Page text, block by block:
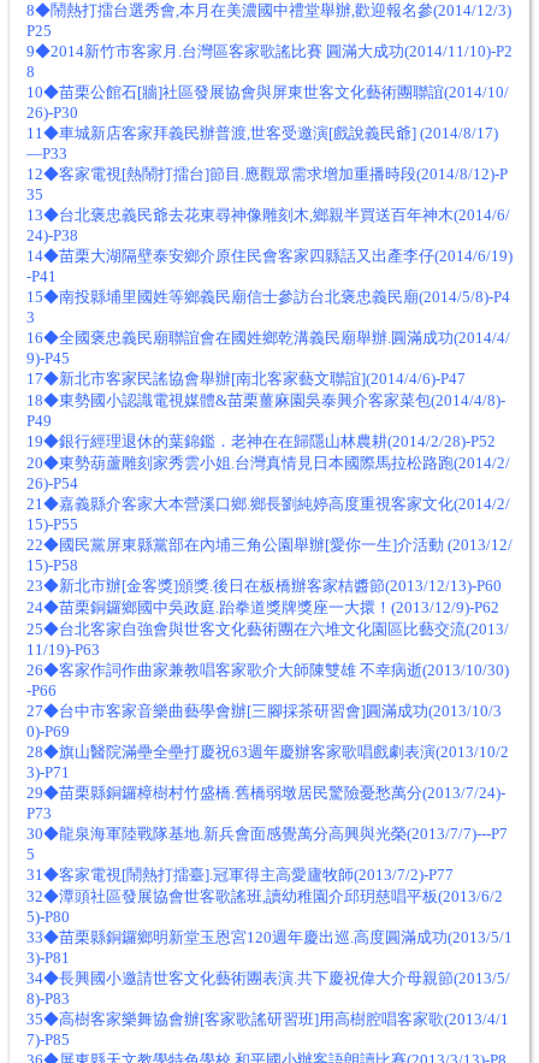
8◆鬧熱打擂台選秀會,本月在美濃國中禮堂舉辦,歡迎報名參(2014/12/3)
P25
9◆2014新竹市客家月.台灣區客家歌謠比賽 圓滿大成功(2014/11/10)-P2
8
10◆苗栗公館石[牆]社區發展協會與屏東世客文化藝術團聯誼(2014/10/
26)-P30
11◆車城新店客家拜義民辦普渡,世客受邀演[戲說義民爺] (2014/8/17)
—P33
12◆客家電視[熱鬧打擂台]節目.應觀眾需求增加重播時段(2014/8/12)-P
35
13◆台北褒忠義民爺去花東尋神像雕刻木,鄉親半買送百年神木(2014/6/
24)-P38
14◆苗栗大湖隔壁泰安鄉介原住民會客家四縣話又出產李仔(2014/6/19)
-P41
15◆南投縣埔里國姓等鄉義民廟信士參訪台北褒忠義民廟(2014/5/8)-P4
3
16◆全國褒忠義民廟聯誼會在國姓鄉乾溝義民廟舉辦.圓滿成功(2014/4/
9)-P45
17◆新北市客家民謠協會舉辦[南北客家藝文聯誼](2014/4/6)-P47
18◆東勢國小認識電視媒體&苗栗薑麻園吳泰興介客家菜包(2014/4/8)-
P49
19◆銀行經理退休的葉錦鑑．老神在在歸隱山林農耕(2014/2/28)-P52
20◆東勢葫蘆雕刻家秀雲小姐.台灣真情見日本國際馬拉松路跑(2014/2/
26)-P54
21◆嘉義縣介客家大本營溪口鄉.鄉長劉純婷高度重視客家文化(2014/2/
15)-P55
22◆國民黨屏東縣黨部在內埔三角公園舉辦[愛你一生]介活動 (2013/12/
15)-P58
23◆新北市辦[金客獎]頒獎.後日在板橋辦客家桔醬節(2013/12/13)-P60
24◆苗栗銅鑼鄉國中吳政庭.跆拳道獎牌獎座一大擐！(2013/12/9)-P62
25◆台北客家自強會與世客文化藝術團在六堆文化園區比藝交流(2013/
11/19)-P63
26◆客家作詞作曲家兼教唱客家歌介大師陳雙雄 不幸病逝(2013/10/30)
-P66
27◆台中市客家音樂曲藝學會辦[三腳採茶研習會]圓滿成功(2013/10/3
0)-P69
28◆旗山醫院滿壘全壘打慶祝63週年慶辦客家歌唱戲劇表演(2013/10/2
3)-P71
29◆苗栗縣銅鑼樟樹村竹盛橋.舊橋弱墩居民驚險憂愁萬分(2013/7/24)-
P73
30◆龍泉海軍陸戰隊基地.新兵會面感覺萬分高興與光榮(2013/7/7)---P7
5
31◆客家電視[鬧熱打擂臺].冠軍得主高愛廬牧師(2013/7/2)-P77
32◆潭頭社區發展協會世客歌謠班,讀幼稚園介邱玥慈唱平板(2013/6/2
5)-P80
33◆苗栗縣銅鑼鄉明新堂玉恩宮120週年慶出巡.高度圓滿成功(2013/5/1
3)-P81
34◆長興國小邀請世客文化藝術團表演.共下慶祝偉大介母親節(2013/5/
8)-P83
35◆高樹客家樂舞協會辦[客家歌謠研習班]用高樹腔唱客家歌(2013/4/1
7)-P85